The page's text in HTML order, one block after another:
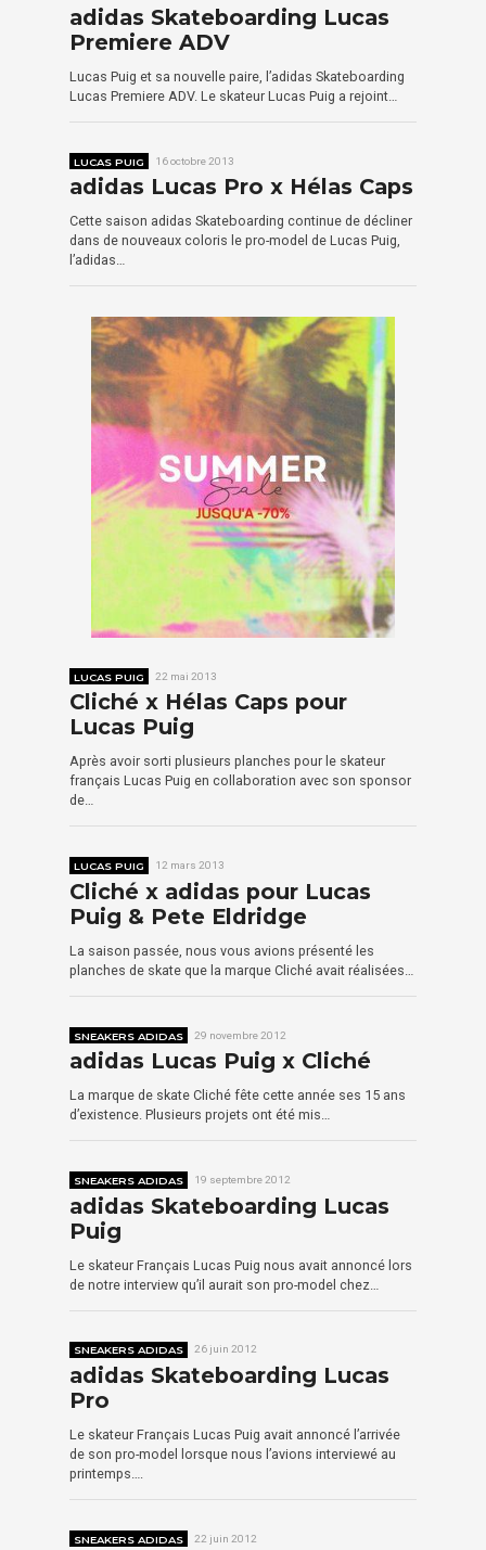
adidas Skateboarding Lucas
Premiere ADV
Lucas Puig et sa nouvelle paire, l’adidas Skateboarding
Lucas Premiere ADV. Le skateur Lucas Puig a rejoint…
LUCAS PUIG 16 octobre 2013
adidas Lucas Pro x Hélas Caps
Cette saison adidas Skateboarding continue de décliner
dans de nouveaux coloris le pro-model de Lucas Puig,
l’adidas…
LUCAS PUIG 22 mai 2013
Cliché x Hélas Caps pour
Lucas Puig
Après avoir sorti plusieurs planches pour le skateur
français Lucas Puig en collaboration avec son sponsor
de…
LUCAS PUIG 12 mars 2013
Cliché x adidas pour Lucas
Puig & Pete Eldridge
La saison passée, nous vous avions présenté les
planches de skate que la marque Cliché avait réalisées…
SNEAKERS ADIDAS 29 novembre 2012
adidas Lucas Puig x Cliché
La marque de skate Cliché fête cette année ses 15 ans
d’existence. Plusieurs projets ont été mis…
SNEAKERS ADIDAS 19 septembre 2012
adidas Skateboarding Lucas
Puig
Le skateur Français Lucas Puig nous avait annoncé lors
de notre interview qu’il aurait son pro-model chez…
SNEAKERS ADIDAS 26 juin 2012
adidas Skateboarding Lucas
Pro
Le skateur Français Lucas Puig avait annoncé l’arrivée
de son pro-model lorsque nous l’avions interviewé au
printemps….
SNEAKERS ADIDAS 22 juin 2012